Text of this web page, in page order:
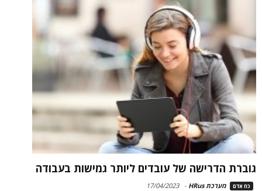
גוברת הדרישה של עובדים ליותר גמישות בעבודה
כח אדם מערכת HRus -
17/04/2023